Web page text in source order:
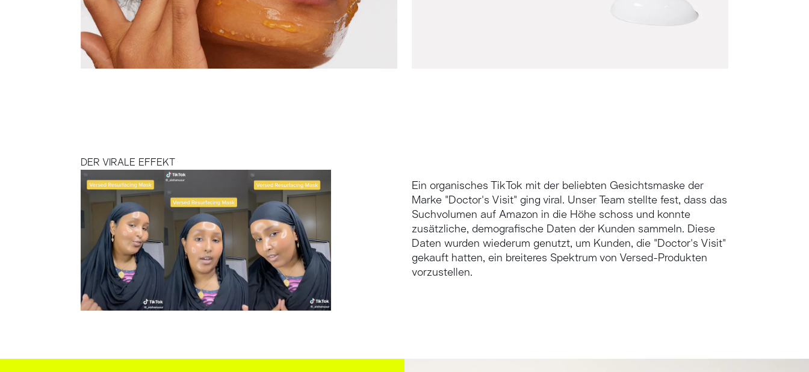
DER VIRALE EFFEKT
Ein organisches TikTok mit der beliebten Gesichtsmaske der
Marke "Doctor's Visit" ging viral. Unser Team stellte fest, dass das
Suchvolumen auf Amazon in die Höhe schoss und konnte
zusätzliche, demografische Daten der Kunden sammeln. Diese
Daten wurden wiederum genutzt, um Kunden, die "Doctor's Visit"
gekauft hatten, ein breiteres Spektrum von Versed-Produkten
vorzustellen.